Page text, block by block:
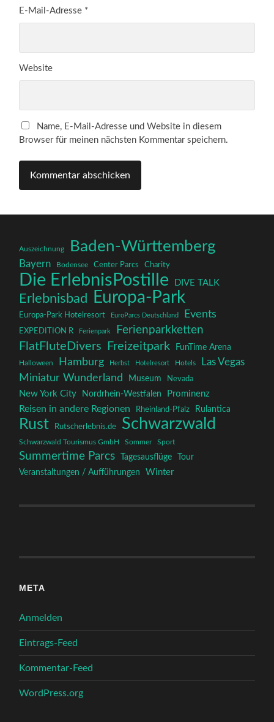
E-Mail-Adresse *
Website
Name, E-Mail-Adresse und Website in diesem
Browser für meinen nächsten Kommentar speichern.
Auszeichnung Baden-Württemberg
Bayern Bodensee Center Parcs Charity
Die ErlebnisPostille DIVE TALK
Erlebnisbad Europa-Park
Europa-Park Hotelresort EuroParcs Deutschland Events
EXPEDITION R Ferienpark Ferienparkketten
FlatFluteDivers Freizeitpark FunTime Arena
Halloween Hamburg Herbst Hotelresort Hotels
Las Vegas
Miniatur Wunderland
Museum Nevada
New York City Nordrhein-Westfalen Prominenz
Reisen in andere Regionen Rheinland-Pfalz Rulantica
Rust Rutscherlebnis.de Schwarzwald
Schwarzwald Tourismus GmbH Sommer Sport
Summertime Parcs Tagesausflüge
Tour
Veranstaltungen / Aufführungen
Winter
META
Anmelden
Eintrags-Feed
Kommentar-Feed
WordPress.org